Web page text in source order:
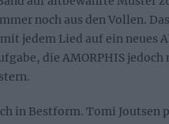
noch aus den Vollen.
jedem Lied auf ein neues
die AMORPHIS
in Bestform. Tomi Joutsen